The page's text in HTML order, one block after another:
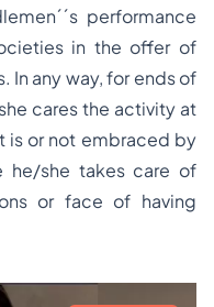
performance
in the offer of
In any way, for ends of
cares the activity at
is or not embraced by
he/she takes care of
or face of having